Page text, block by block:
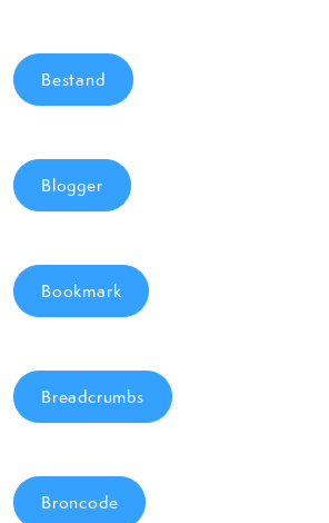
Bestand
Blogger
Bookmark
Breadcrumbs
Broncode